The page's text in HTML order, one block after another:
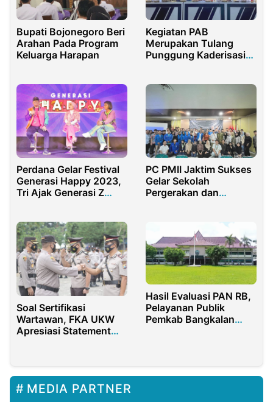
Bupati Bojonegoro Beri
Arahan Pada Program
Keluarga Harapan
Kegiatan PAB
Merupakan Tulang
Punggung Kaderisasi
Perdana Gelar Festival
Generasi Happy 2023,
Tri Ajak Generasi Z
PC PMII Jaktim Sukses
Gelar Sekolah
Pergerakan dan
Soal Sertifikasi
Wartawan, FKA UKW
Apresiasi Statement
Hasil Evaluasi PAN RB,
Pelayanan Publik
Pemkab Bangkalan
MEDIA PARTNER